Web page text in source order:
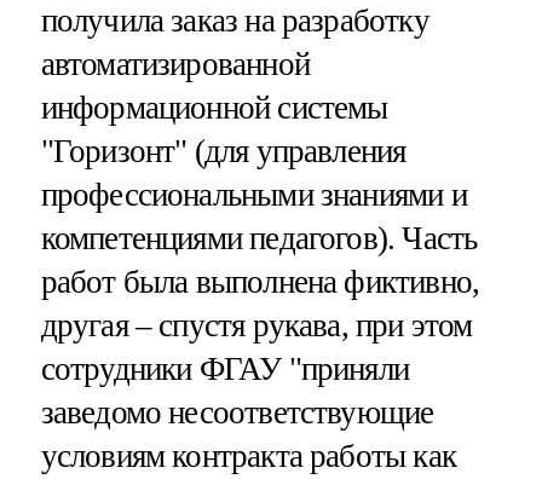
получила заказ на разработку
автоматизированной
информационной системы
"Горизонт" (для управления
профессиональными знаниями и
компетенциями педагогов). Часть
работ была выполнена фиктивно,
другая – спустя рукава, при этом
сотрудники ФГАУ "приняли
заведомо несоответствующие
условиям контракта работы как